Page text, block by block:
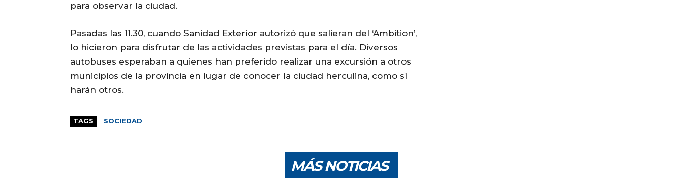
para observar la ciudad.
Pasadas las 11.30, cuando Sanidad Exterior autorizó que salieran del ‘Ambition’,
lo hicieron para disfrutar de las actividades previstas para el día. Diversos
autobuses esperaban a quienes han preferido realizar una excursión a otros
municipios de la provincia en lugar de conocer la ciudad herculina, como sí
harán otros.
TAGS SOCIEDAD
MÁS NOTICIAS